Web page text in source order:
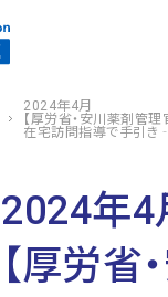
2024年4月
【厚労省・安川薬剤管
在宅訪問指導で手引き
2024年4
【厚労